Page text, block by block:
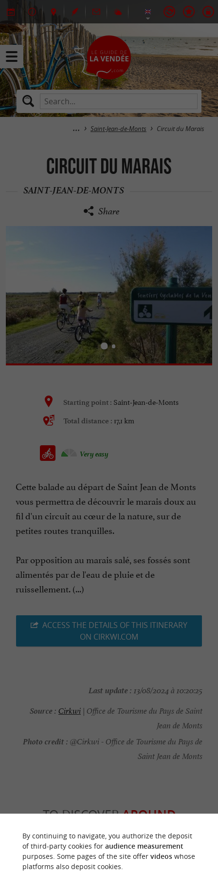
Saint-Jean-de-Monts Circuit du Marais
Circuit du Marais
SAINT-JEAN-DE-MONTS
Share
Starting point : Saint-Jean-de-Monts
Total distance : 17,1 km
Very easy
Cette balade au départ de Saint Jean de Monts
vous permettra de découvrir le marais doux au
fil d'un circuit au cœur de la nature, sur de
petites routes tranquilles.
Par opposition au marais salé, ses fossés sont
alimentés par de l'eau de pluie et de
ruissellement. (...)
ACCESS THE DETAILS OF THIS ITINERARY
ON CIRKWI.COM
Last update : 13/08/2024 à 10:20:25
Source : Cirkwi | Office de Tourisme du Pays de Saint
Jean de Monts
Photo credit : @Cirkwi - Office de Tourisme du Pays de
Saint Jean de Monts
TO DISCOVERAROUND
Discover Information Accommodation
By continuing to navigate, you authorize the deposit
of third-party cookies for audience measurement
purposes. Some pages of the site offer videoswhose
platforms also deposit cookies.